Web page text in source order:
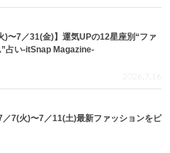
)〜7／31(金)】運気UPの12星座別“ファ
”占い-itSnap Magazine-
2026.7.16
／7(火)〜7／11(土)最新ファッションをピ